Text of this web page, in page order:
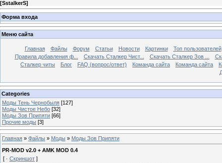
[SstalkerS]
Форма входа
Меню сайта
Главная Файлы Форум Статьи Новости Картинки
Топ пользователей
Правила добавления ф...
Скачать Сталкер Чист... Скачать Сталкер Зов ...
Сталкер читы
Блог FAQ (вопрос/ответ) Команда сайта Команда сайта
Categories
Моды Тень Чернобыля [127]
Моды Чистое Небо [32]
Моды Зов Припяти [66]
Прочие моды [3]
Главная » Файлы » Моды » Моды Зов Припяти
PR-MOD v2.0 + AMK MOD 0.4
[ · Скриншот ]